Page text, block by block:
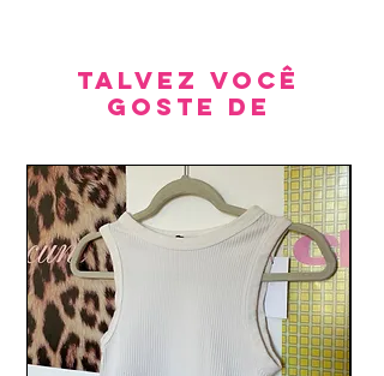
Talvez você
goste de